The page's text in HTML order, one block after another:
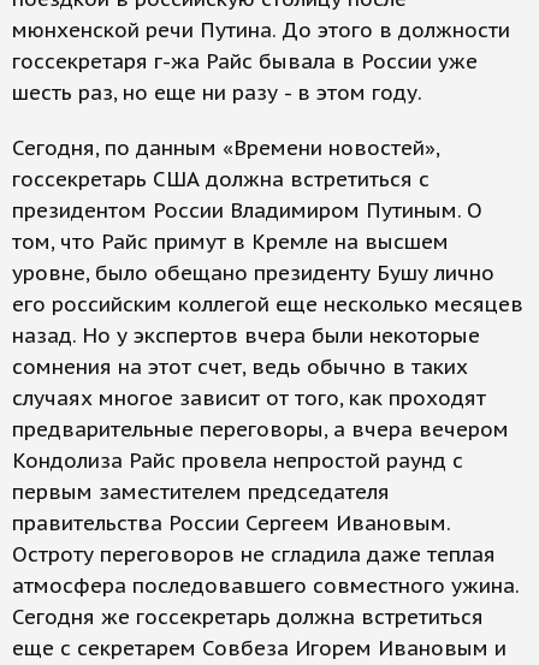
мюнхенской речи Путина. До этого в должности
госсекретаря г-жа Райс бывала в России уже
шесть раз, но еще ни разу - в этом году.
Сегодня, по данным «Времени новостей»,
госсекретарь США должна встретиться с
президентом России Владимиром Путиным. О
том, что Райс примут в Кремле на высшем
уровне, было обещано президенту Бушу лично
его российским коллегой еще несколько месяцев
назад. Но у экспертов вчера были некоторые
сомнения на этот счет, ведь обычно в таких
случаях многое зависит от того, как проходят
предварительные переговоры, а вчера вечером
Кондолиза Райс провела непростой раунд с
первым заместителем председателя
правительства России Сергеем Ивановым.
Остроту переговоров не сгладила даже теплая
атмосфера последовавшего совместного ужина.
Сегодня же госсекретарь должна встретиться
еще с секретарем Совбеза Игорем Ивановым и